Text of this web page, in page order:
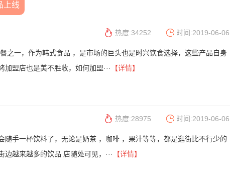
上线
时间:2019-06-06
热度:34252
之一，作为韩式食品 ，是市场的巨头也是时兴饮食选择，这些产品自身
盟店也是美不胜收，如何加盟···
【详情】
时间:2019-06-06
热度:28975
随手一杯饮料了，无论是奶茶 ，咖啡 ，果汁等等，都是逛街比不行少的
越来越多的饮品 店随处可见，···
【详情】